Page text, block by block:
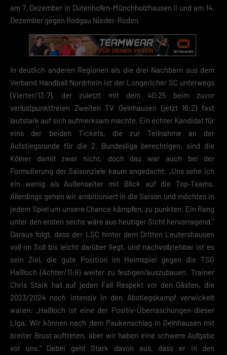
am 7. Dezember in Dutenhofen-Münchholzhausen II und am 14.
Dezember gegen Rodgau Nieder-Roden.
In deutlich anderen Regionen als die drei Nachbarn aus dem
Verband Handball Nordrhein ist der Longericher SC unterwegs
(Vierter/13:7), der zuletzt mit dem 40:25 beim zuvor
verlustpunktfreien Zweiten TV Gelnhausen (jetzt 16:2) fast
lautstark auf sich aufmerksam machte. Ein echter Kandidat für
eins der beiden Tickets, die zur Teilnahme an der
Aufstiegsrunde für die 2. Bundesliga berechtigen, sind die
Kölner damit zwar nicht, doch das war auch bei der
Formulierung der Saisonziele kaum angedacht: „Uns sehe ich
ein wenig als Außenseiter mit Blick auf die Top-Teams.
Allerdings gehen wir ambitioniert in die Saison und möchten in
jedem Spiel um unsere Chance kämpfen, zu punkten. Ein Rang
unter den ersten sechs wäre aus heutiger Sicht hervorragend.“
Daraus folgt, dass der LSC hinter dem Dritten Leutershausen
voll im Soll bis leicht darüber liegt, und nachvollziehbar ist es
sein Ziel, die gute Position im Heimspiel gegen die TSG
Haßloch (Achter/11:9) weiter zu festigen/auszubauen. Trainer
Chris Stark hat auf jeden Fall Respekt vor den Gästen, die
2023/2024 noch intensiv in den Abstiegskampf verwickelt
waren: „Haßloch ist eine der Positiv-Überraschungen dieser
Liga. Wir können nach dem Paukenschlag in Gelnhausen mit
breiter Brust auftreten, aber wir haben eine schwere Aufgabe
vor uns.“ Dabei geht Stark davon aus, dass er in den
Informationen anzeigen lassen und so nur bestimmte Cookies
auswählen.
Speichern
Datenschutzeinstellungen
Essenziell (2)
einwandfreie Funktion der Website erforderlich.
Cookie-Informationen anzeigen